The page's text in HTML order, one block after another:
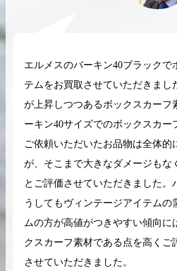
エルメスのバーキン40ブラックで
テムをお買取させていただきまし
が上昇しつつあるボックスカーフ
ーキン40サイズでのボックスカー
ご依頼いただいたお品物は全体的
が、そこまで大きなダメージもな
とご評価させていただきました。
うしてもヴィンテージアイテムの
ムの方が高値がつきやすい傾向に
クスカーフ素材である点を高くご
させていただきました。